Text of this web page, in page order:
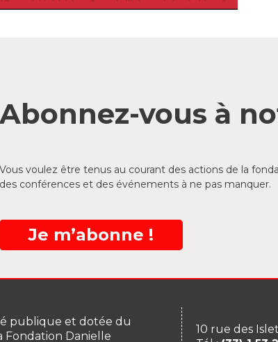
Abonnez-vous à
Vous voulez être tenus au courant des actions de la
des conférences et des événements à ne pas manquer.
Je m’abonne !
publique et dotée du
Fondation Danielle
10 rue des